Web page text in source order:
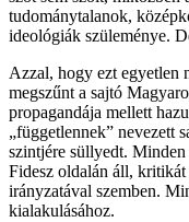
tudománytalanok,
ideológiák szüleménye.
Azzal, hogy ezt egyetlen
megszűnt a sajtó
propagandája mellett
„függetlennek” nevezett
szintjére süllyedt.
Fidesz oldalán áll,
irányzatával szemben.
kialakulásához.